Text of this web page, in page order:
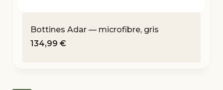
Bottines Adar — microfibre, gris
134,99 €